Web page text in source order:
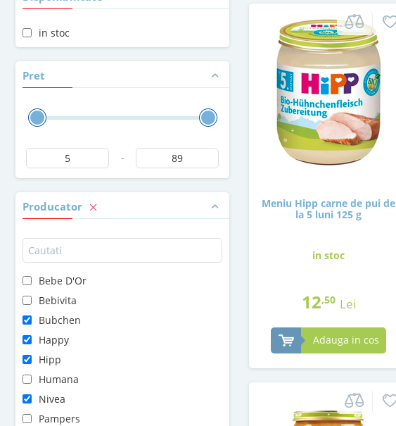
in stoc
Pret
-
Producator
Bebe D'Or
Bebivita
Bubchen
Happy
Hipp
Humana
Nivea
Pampers
Meniu Hipp carne de pui de
la 5 luni 125 g
in stoc
12,50 Lei
Adauga in cos